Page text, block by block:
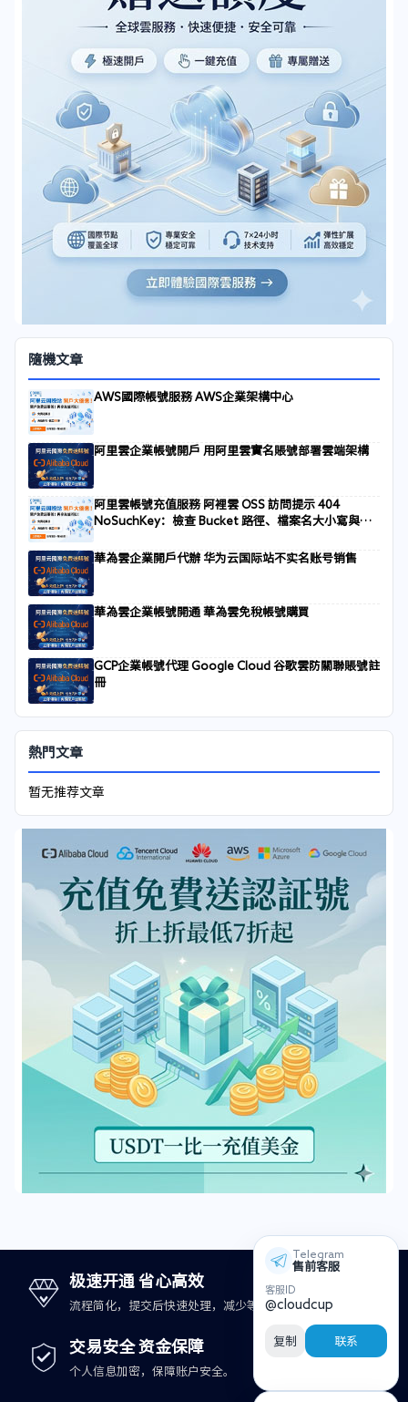
隨機文章
AWS國際帳號服務 AWS企業架構中心
阿里雲企業帳號開戶 用阿里雲實名賬號部署雲端架構
阿里雲帳號充值服務 阿裡雲 OSS 訪問提示 404
NoSuchKey：檢查 Bucket 路徑、檔案名大小寫與重
華為雲企業開戶代辦 华为云国际站不实名账号销售
華為雲企業帳號開通 華為雲免稅帳號購買
GCP企業帳號代理 Google Cloud 谷歌雲防關聯賬號註
冊
熱門文章
暂无推荐文章
极速开通 省心高效
流程简化，提交后快速处理，减少等待时间。
交易安全 资金保障
个人信息加密，保障账户安全。
Telegram
售前客服
客服ID
@cloudcup
复制 联系